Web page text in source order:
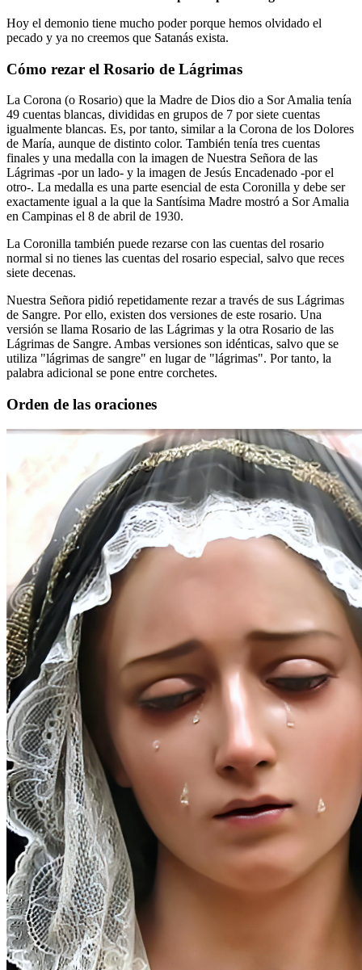
Hoy el demonio tiene mucho poder porque hemos olvidado el
pecado y ya no creemos que Satanás exista.
Cómo rezar el Rosario de Lágrimas
La Corona (o Rosario) que la Madre de Dios dio a Sor Amalia tenía
49 cuentas blancas, divididas en grupos de 7 por siete cuentas
igualmente blancas. Es, por tanto, similar a la Corona de los Dolores
de María, aunque de distinto color. También tenía tres cuentas
finales y una medalla con la imagen de Nuestra Señora de las
Lágrimas -por un lado- y la imagen de Jesús Encadenado -por el
otro-. La medalla es una parte esencial de esta Coronilla y debe ser
exactamente igual a la que la Santísima Madre mostró a Sor Amalia
en Campinas el 8 de abril de 1930.
La Coronilla también puede rezarse con las cuentas del rosario
normal si no tienes las cuentas del rosario especial, salvo que reces
siete decenas.
Nuestra Señora pidió repetidamente rezar a través de sus Lágrimas
de Sangre. Por ello, existen dos versiones de este rosario. Una
versión se llama Rosario de las Lágrimas y la otra Rosario de las
Lágrimas de Sangre. Ambas versiones son idénticas, salvo que se
utiliza "lágrimas de sangre" en lugar de "lágrimas". Por tanto, la
palabra adicional se pone entre corchetes.
Orden de las oraciones
(1)Al principio